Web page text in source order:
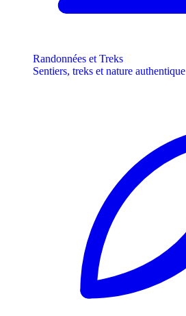
Randonnées et Treks
Sentiers, treks et nature authentique